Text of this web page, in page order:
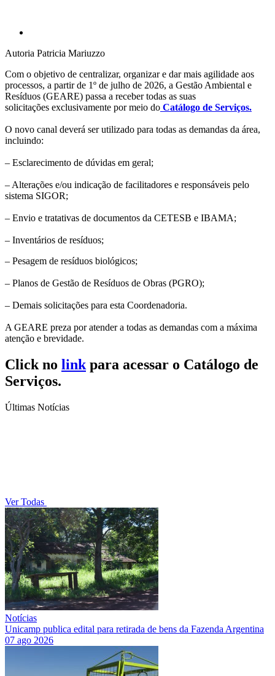
Autoria Patricia Mariuzzo
Com o objetivo de centralizar, organizar e dar mais agilidade aos
processos, a partir de 1º de julho de 2026, a Gestão Ambiental e
Resíduos (GEARE) passa a receber todas as suas
solicitações exclusivamente por meio do Catálogo de Serviços.
O novo canal deverá ser utilizado para todas as demandas da área,
incluindo:
– Esclarecimento de dúvidas em geral;
– Alterações e/ou indicação de facilitadores e responsáveis pelo
sistema SIGOR;
– Envio e tratativas de documentos da CETESB e IBAMA;
– Inventários de resíduos;
– Pesagem de resíduos biológicos;
– Planos de Gestão de Resíduos de Obras (PGRO);
– Demais solicitações para esta Coordenadoria.
A GEARE preza por atender a todas as demandas com a máxima
atenção e brevidade.
Click no link para acessar o Catálogo de
Serviços.
Últimas Notícias
Ver Todas
Notícias
Unicamp publica edital para retirada de bens da Fazenda Argentina
07 ago 2026